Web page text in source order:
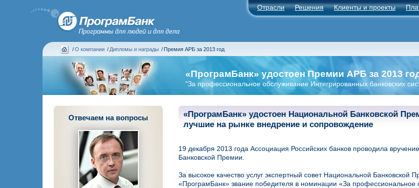
Отрасли Решения Клиенты и проекты
/О компании / Дипломы и награды /Премия АРБ за 2013 год
«ПрограмБанк» удостоен Премии АРБ за 2013
"За профессиональное обслуживание Интегрированных банковских
Отвечаем на вопросы
«ПрограмБанк» удостоен Национальной Банковской
лучшие на рынке внедрение и сопровождение
19 декабря 2013 года Ассоциация Российских банков проводила
Банковской Премии.
За высокое качество услуг экспертный совет Национальной Банковской
«ПрограмБанк» звание победителя в номинации «За профессиональное